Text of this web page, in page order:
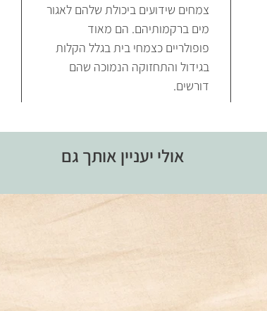
צמחים שידועים ביכולת שלהם לאגור
מים ברקמותיהם. הם מאוד
פופולריים כצמחי בית בגלל הקלות
בגידול והתחזוקה הנמוכה שהם
דורשים.
אולי יעניין אותך גם